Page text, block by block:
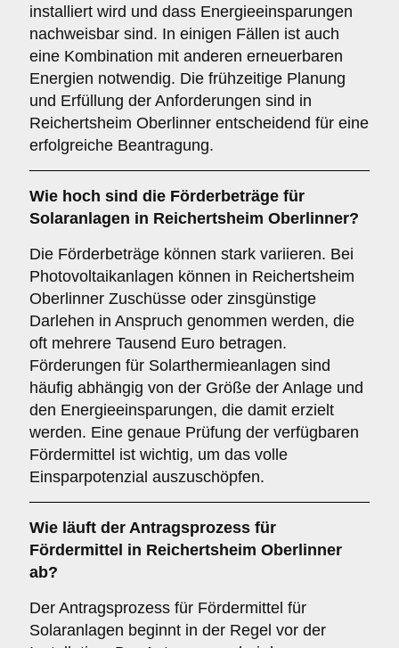
installiert wird und dass Energieeinsparungen
nachweisbar sind. In einigen Fällen ist auch
eine Kombination mit anderen erneuerbaren
Energien notwendig. Die frühzeitige Planung
und Erfüllung der Anforderungen sind in
Reichertsheim Oberlinner entscheidend für eine
erfolgreiche Beantragung.
Wie hoch sind die Förderbeträge für
Solaranlagen in Reichertsheim Oberlinner?
Die Förderbeträge können stark variieren. Bei
Photovoltaikanlagen können in Reichertsheim
Oberlinner Zuschüsse oder zinsgünstige
Darlehen in Anspruch genommen werden, die
oft mehrere Tausend Euro betragen.
Förderungen für Solarthermieanlagen sind
häufig abhängig von der Größe der Anlage und
den Energieeinsparungen, die damit erzielt
werden. Eine genaue Prüfung der verfügbaren
Fördermittel ist wichtig, um das volle
Einsparpotenzial auszuschöpfen.
Wie läuft der Antragsprozess für
Fördermittel in Reichertsheim Oberlinner
ab?
Der Antragsprozess für Fördermittel für
Solaranlagen beginnt in der Regel vor der